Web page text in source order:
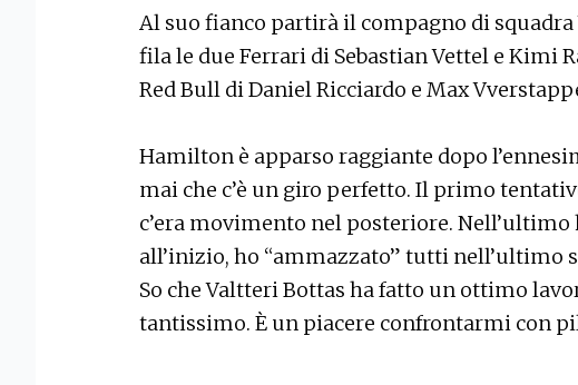
Al suo fianco partirà il compagno di
fila le due Ferrari di Sebastian Vettel e Kimi
Red Bull di Daniel Ricciardo e Max
Hamilton è apparso raggiante dopo
mai che c’è un giro perfetto. Il primo
c’era movimento nel posteriore. Nell’ultimo
all’inizio, ho “ammazzato” tutti nell’ultimo
So che Valtteri Bottas ha fatto un ottimo
tantissimo. È un piacere confrontarmi con